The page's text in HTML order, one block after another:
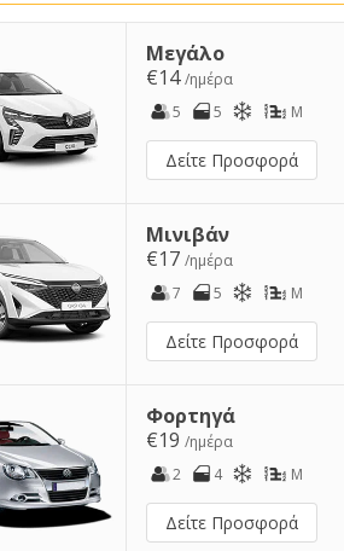
Μεγάλο
€14/ημέρα
5
5 M
Δείτε Προσφορά
Μινιβάν
€17 /ημέρα
7
5 M
Δείτε Προσφορά
Φορτηγά
€19 /ημέρα
2
4 M
Δείτε Προσφορά